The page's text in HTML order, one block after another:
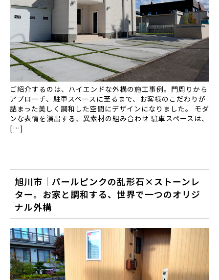
ご紹介するのは、ハイエンドな外構の施工事例。門周りから
アプローチ、駐車スペースに至るまで、お客様のこだわりが
詰まった美しく調和した空間にデザインになりました。 モダ
ンな表情を演出する、異素材の組み合わせ 駐車スペースは、
[…]
旭川市｜パールピンクの乱形石×ストーンレ
ター。お家と調和する、世界で一つのオリジ
ナル外構